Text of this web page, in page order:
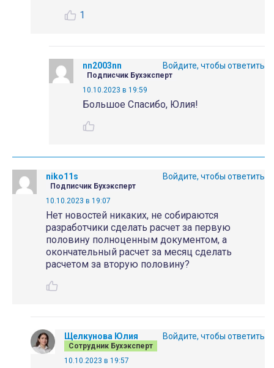
1
nn2003nn
Подписчик Бухэксперт
10.10.2023 в 19:59
Большое Спасибо, Юлия!
Войдите, чтобы ответить
niko11s
Подписчик Бухэксперт
10.10.2023 в 19:07
Нет новостей никаких, не собираются
разработчики сделать расчет за первую
половину полноценным документом, а
окончательный расчет за месяц сделать
расчетом за вторую половину?
Войдите, чтобы ответить
Щелкунова Юлия
Сотрудник Бухэксперт
10.10.2023 в 19:57
Войдите, чтобы ответить